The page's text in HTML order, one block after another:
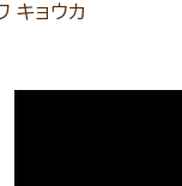
キョウカ